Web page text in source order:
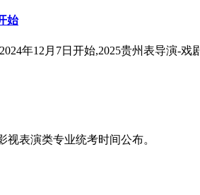
始
年12月7日开始,2025贵州表导演-戏
表演类专业统考时间公布。